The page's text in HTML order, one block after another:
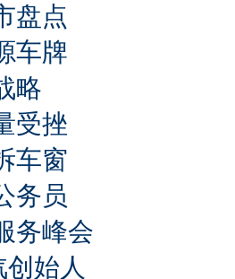
盘点
车牌
略
受挫
车窗
务员
务峰会
始人